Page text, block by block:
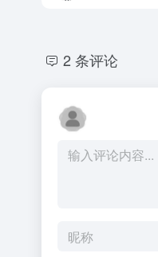
2 条评论